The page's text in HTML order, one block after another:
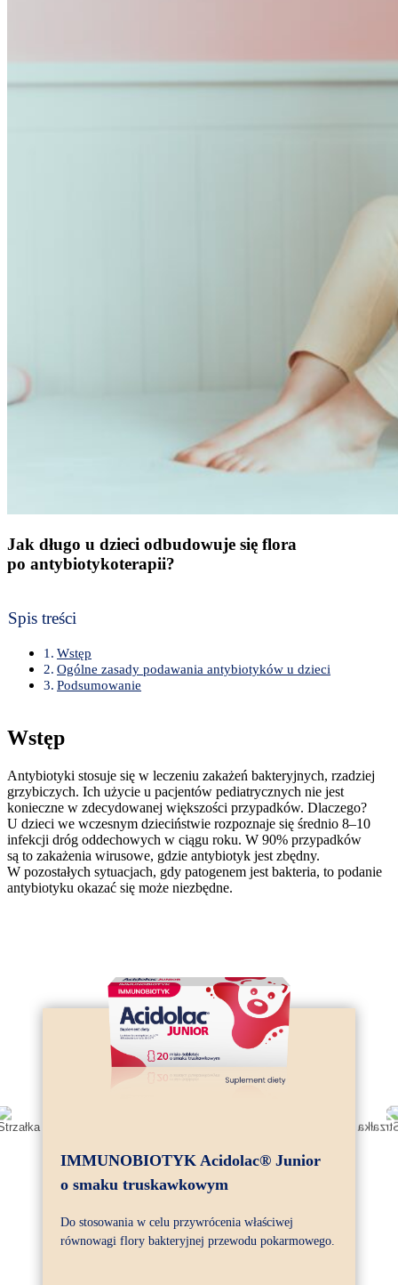
Jak długo u dzieci odbudowuje się flora
po antybiotykoterapii?
Spis treści
Wstęp
Ogólne zasady podawania antybiotyków u dzieci
Podsumowanie
Wstęp
Antybiotyki stosuje się w leczeniu zakażeń bakteryjnych, rzadziej
grzybiczych. Ich użycie u pacjentów pediatrycznych nie jest
konieczne w zdecydowanej większości przypadków. Dlaczego?
U dzieci we wczesnym dzieciństwie rozpoznaje się średnio 8–10
infekcji dróg oddechowych w ciągu roku. W 90% przypadków
są to zakażenia wirusowe, gdzie antybiotyk jest zbędny.
W pozostałych sytuacjach, gdy patogenem jest bakteria, to podanie
antybiotyku okazać się może niezbędne.
IMMUNOBIOTYK Acidolac® Junior
o smaku truskawkowym
Do stosowania w celu przywrócenia właściwej
równowagi flory bakteryjnej przewodu pokarmowego.